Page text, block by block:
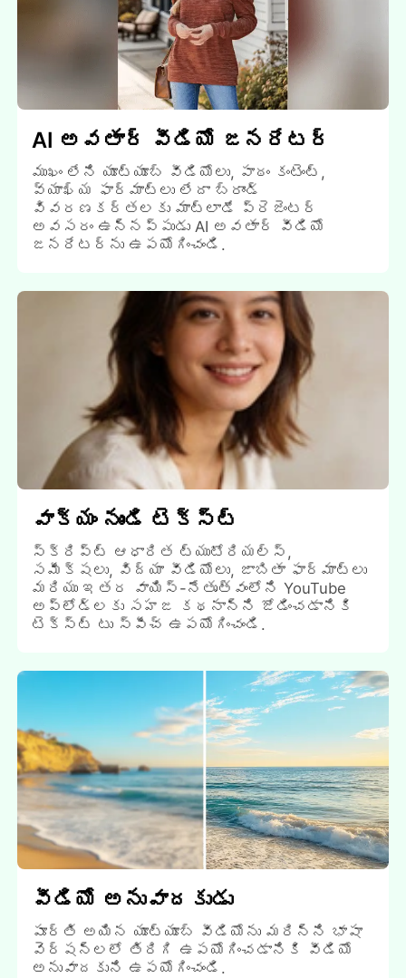
AI అవతార్ వీడియో జనరేటర్
ముఖం లేని యూట్యూబ్ వీడియోలు, పాఠం కంటెంట్,
వ్యాఖ్య ఫార్మాట్లు లేదా బ్రాండ్
వివరణకర్తలకు మాట్లాడే ప్రెజెంటర్
అవసరం ఉన్నప్పుడు AI అవతార్ వీడియో
జనరేటర్ను ఉపయోగించండి.
వాక్యం నుండి టెక్స్ట్
స్క్రిప్ట్ ఆధారిత ట్యుటోరియల్స్,
సమీక్షలు, విద్యా వీడియోలు, జాబితా ఫార్మాట్లు
మరియు ఇతర వాయిస్-నేతృత్వంలోని YouTube
అప్లోడ్లకు సహజ కథనాన్ని జోడించడానికి
టెక్స్ట్ టు స్పీచ్ ఉపయోగించండి.
వీడియో అనువాదకుడు
పూర్తి అయిన యూట్యూబ్ వీడియోను మరిన్ని భాషా
వెర్షన్లలో తిరిగి ఉపయోగించడానికి వీడియో
అనువాదకుని ఉపయోగించండి.